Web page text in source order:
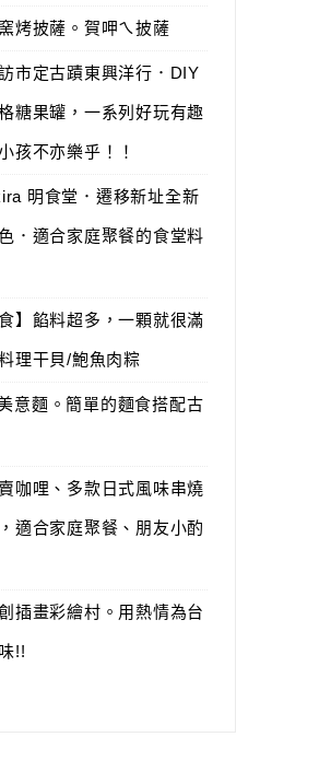
烤披薩。賀呷ㄟ披薩
市定古蹟東興洋行．DIY
糖果罐，一系列好玩有趣
孩不亦樂乎！！
明食堂．遷移新址全新
．適合家庭聚餐的食堂料
】餡料超多，一顆就很滿
理干貝/鮑魚肉粽
意麵。簡單的麵食搭配古
咖哩、多款日式風味串燒
適合家庭聚餐、朋友小酌
插畫彩繪村。用熱情為台
!!